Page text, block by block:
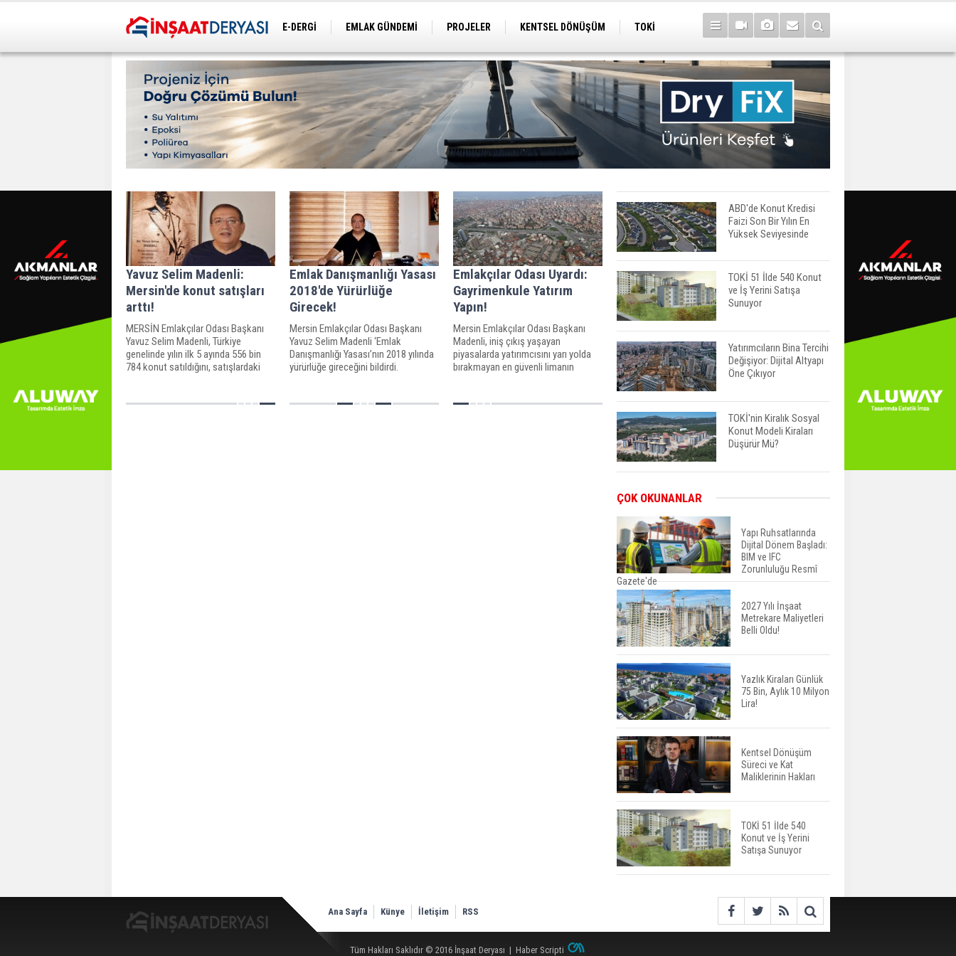
E-DERGİ EMLAK GÜNDEMİ PROJELER KENTSEL DÖNÜŞÜM
TOKİ
Yavuz Selim Madenli:
Mersin'de konut satışları
arttı!
MERSİN Emlakçılar Odası Başkanı
Yavuz Selim Madenli, Türkiye
genelinde yılın ilk 5 ayında 556 bin
784 konut satıldığını, satışlardaki
Emlak Danışmanlığı Yasası
2018'de Yürürlüğe
Girecek!
Mersin Emlakçılar Odası Başkanı
Yavuz Selim Madenli ‘Emlak
Danışmanlığı Yasası’nın 2018 yılında
yürürlüğe gireceğini bildirdi.
Emlakçılar Odası Uyardı:
Gayrimenkule Yatırım
Yapın!
Mersin Emlakçılar Odası Başkanı
Madenli, iniş çıkış yaşayan
piyasalarda yatırımcısını yarı yolda
bırakmayan en güvenli limanın
tercihlerini gayrimenkulden yana
ABD'de Konut Kredisi
Faizi Son Bir Yılın En
Yüksek Seviyesinde
TOKİ 51 İlde 540 Konut
ve İş Yerini Satışa
Sunuyor
Yatırımcıların Bina Tercihi
Değişiyor: Dijital Altyapı
Öne Çıkıyor
TOKİ'nin Kiralık Sosyal
Konut Modeli Kiraları
Düşürür Mü?
Yüzde 16,2 Arttı
Konut Satışları Güçlü
Seyrini Korudu Yabancıya
Satış Geriledi
ABD'de İnşaat
Harcamaları Geriledi
Tercih Döneminde
Barınma Telaşı Başladı
Aileden Miras Kalan Ev
Nasıl Satılır?
İstanbul'da 15 Bin Kiralık
Sosyal Konut Eylülde
Kiraya Verilecek
ÇOK OKUNANLAR
Yapı Ruhsatlarında
Dijital Dönem Başladı:
BIM ve IFC
Zorunluluğu Resmî
Gazete'de
2027 Yılı İnşaat
Metrekare Maliyetleri
Belli Oldu!
Yazlık Kiraları Günlük
75 Bin, Aylık 10 Milyon
Lira!
Kentsel Dönüşüm
Süreci ve Kat
Maliklerinin Hakları
TOKİ 51 İlde 540
Konut ve İş Yerini
Satışa Sunuyor
Ana Sayfa Künye İletişim RSS
Tüm Hakları Saklıdır © 2016 İnşaat Deryası | Haber Scripti